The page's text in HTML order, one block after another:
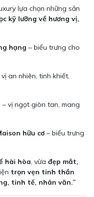
lựa chọn những sản
kỹ lưỡng về hương vị,
hạng – biểu trưng cho
an nhiên, tinh khiết,
– vị ngọt giòn tan, mang
hữu cơ – biểu trưng
hài hòa, vừa đẹp mắt,
trọn vẹn tinh thần
tinh tế, nhân văn.”